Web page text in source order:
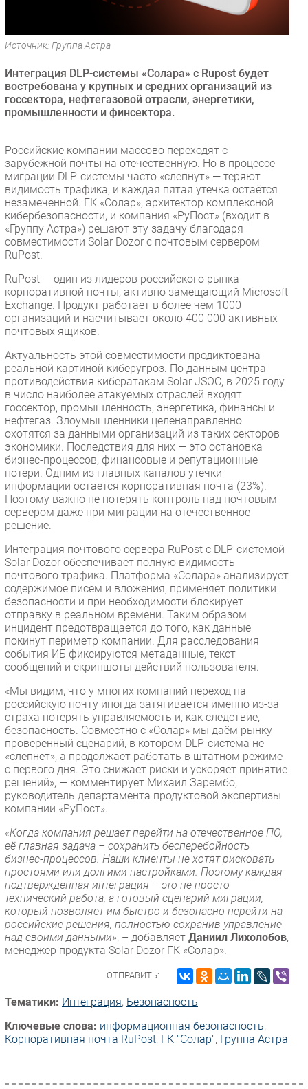
Инновации
Гаджеты
Здоровье
Новости
Аналитика
Интервью
Мероприятия
Проекты
IT класс
Тестовый стенд
Каталог компаний
Источник: Группа Астра
Интеграция DLP-системы «Солара» с Rupost будет
востребована у крупных и средних организаций из
госсектора, нефтегазовой отрасли, энергетики,
промышленности и финсектора.
Российские компании массово переходят с
зарубежной почты на отечественную. Но в процессе
миграции DLP-системы часто «слепнут» — теряют
видимость трафика, и каждая пятая утечка остаётся
незамеченной. ГК «Солар», архитектор комплексной
кибербезопасности, и компания «РуПост» (входит в
«Группу Астра») решают эту задачу благодаря
совместимости Solar Dozor с почтовым сервером
RuPost.
RuPost — один из лидеров российского рынка
корпоративной почты, активно замещающий Microsoft
Exchange. Продукт работает в более чем 1000
организаций и насчитывает около 400 000 активных
почтовых ящиков.
Актуальность этой совместимости продиктована
реальной картиной киберугроз. По данным центра
противодействия кибератакам Solar JSOC, в 2025 году
в число наиболее атакуемых отраслей входят
госсектор, промышленность, энергетика, финансы и
нефтегаз. Злоумышленники целенаправленно
охотятся за данными организаций из таких секторов
экономики. Последствия для них — это остановка
бизнес-процессов, финансовые и репутационные
потери. Одним из главных каналов утечки
информации остается корпоративная почта (23%).
Поэтому важно не потерять контроль над почтовым
сервером даже при миграции на отечественное
решение.
Интеграция почтового сервера RuPost с DLP-системой
Solar Dozor обеспечивает полную видимость
почтового трафика. Платформа «Солара» анализирует
содержимое писем и вложения, применяет политики
безопасности и при необходимости блокирует
отправку в реальном времени. Таким образом
инцидент предотвращается до того, как данные
покинут периметр компании. Для расследования
события ИБ фиксируются метаданные, текст
сообщений и скриншоты действий пользователя.
«Мы видим, что у многих компаний переход на
российскую почту иногда затягивается именно из-за
страха потерять управляемость и, как следствие,
безопасность. Совместно с «Солар» мы даём рынку
проверенный сценарий, в котором DLP-система не
«слепнет», а продолжает работать в штатном режиме
с первого дня. Это снижает риски и ускоряет принятие
решений», — комментирует Михаил Зарембо,
руководитель департамента продуктовой экспертизы
компании «РуПост».
«Когда компания решает перейти на отечественное ПО,
её главная задача – сохранить бесперебойность
бизнес-процессов. Наши клиенты не хотят рисковать
простоями или долгими настройками. Поэтому каждая
подтвержденная интеграция – это не просто
технический работа, а готовый сценарий миграции,
который позволяет им быстро и безопасно перейти на
российские решения, полностью сохранив управление
над своими данными», – добавляет Даниил Лихолобов,
менеджер продукта Solar Dozor ГК «Солар».
ОТПРАВИТЬ:
Тематики: Интеграция, Безопасность
Ключевые слова: информационная безопасность,
Корпоративная почта RuPost, ГК "Солар", Группа Астра